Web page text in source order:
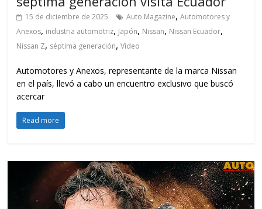
15 de diciembre de 2025 Auto Magazine,Automotores y
Anexos, industria automotriz, Japón, Nissan, Nissan Ecuador,
Nissan Z, séptima generación,Video
Automotores y Anexos, representante de la marca Nissan
en el país, llevó a cabo un encuentro exclusivo que buscó
acercar
Read more